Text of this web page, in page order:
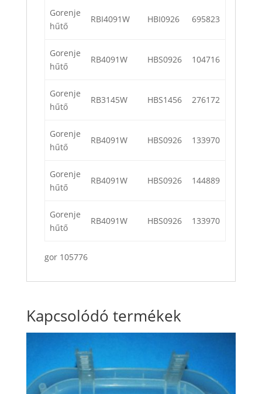
Gorenje
hűtő
RBI4091W HBI0926 695823
Gorenje
hűtő
RB4091W HBS0926 104716
Gorenje
hűtő
RB3145W HBS1456 276172
Gorenje
hűtő
RB4091W HBS0926 133970
Gorenje
hűtő
RB4091W HBS0926 144889
Gorenje
hűtő
RB4091W HBS0926 133970
gor 105776
Kapcsolódó termékek